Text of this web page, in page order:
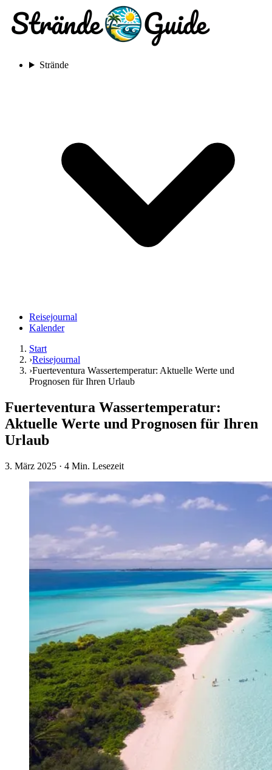
Strände
Reisejournal
Kalender
Start
›Reisejournal
›Fuerteventura Wassertemperatur: Aktuelle Werte und
Prognosen für Ihren Urlaub
Fuerteventura Wassertemperatur:
Aktuelle Werte und Prognosen für Ihren
Urlaub
3. März 2025 · 4 Min. Lesezeit